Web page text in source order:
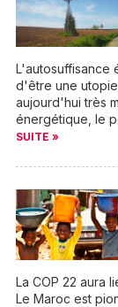
L'autosuffisance
d'être une
aujourd'hui très
énergétique, le
SUITE »
La COP 22 aura
Le Maroc est